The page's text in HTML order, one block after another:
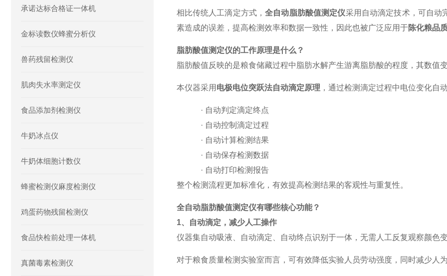
相比传统人工滴定方式，全自动脂肪酸值测定仪采用自动滴定技术，可自动
素造成的误差，提高检测效率和数据一致性，因此也被广泛应用于陈化粮品
脂肪酸值测定仪的工作原理是什么？
脂肪酸值反映的是粮食储藏过程中脂肪水解产生游离脂肪酸的程度，其数值
本仪器采用 电极电位突跃法自动滴定原理 ，通过检测滴定过程中电位变化自
· 自动判定滴定终点
· 自动控制滴定过程
· 自动计算检测结果
· 自动保存检测数据
· 自动打印检测报告
整个检测流程更加标准化，有效提高检测结果的客观性与重复性。
全自动脂肪酸值测定仪有哪些核心功能？
1、自动滴定，减少人工操作
仪器集自动吸液、自动滴定、自动终点识别于一体，无需人工反复观察颜色变
对于粮食质量检测实验室而言，可有效降低实验人员劳动强度，同时减少人为
承诺达标合格证一体机
金标读数仪蜂蜜分析仪
兽药残留检测仪
肌肉失水率测定仪
食品添加剂检测仪
牛奶冰点仪
牛奶体细胞计数仪
蜂蜜检测仪麻度检测仪
鸡蛋药物残留检测仪
食品快检前处理一体机
真菌毒素检测仪